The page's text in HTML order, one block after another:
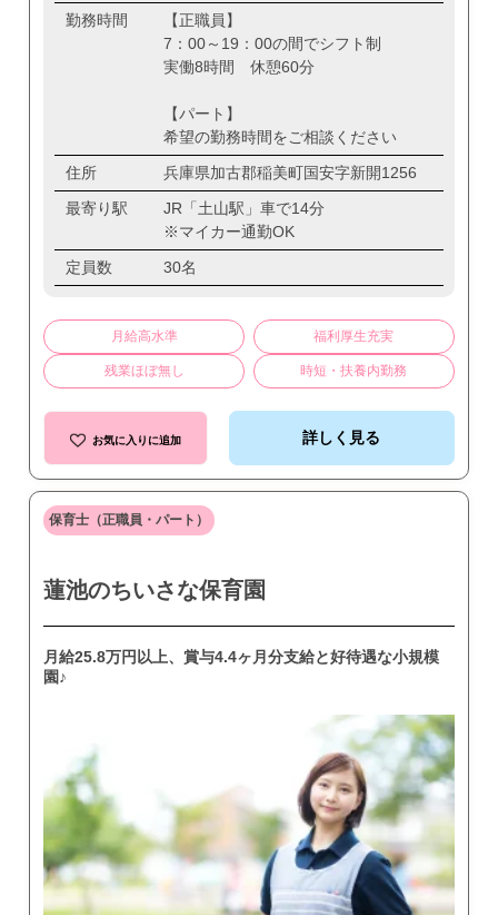
勤務時間
【正職員】
7：00～19：00の間でシフト制
実働8時間 休憩60分
【パート】
希望の勤務時間をご相談ください
住所
兵庫県加古郡稲美町国安字新開1256
最寄り駅
JR「土山駅」車で14分
※マイカー通勤OK
定員数
30名
月給高水準 福利厚生充実
残業ほぼ無し 時短・扶養内勤務
お気に入りに追加 詳しく見る
保育士（正職員・パート）
蓮池のちいさな保育園
月給25.8万円以上、賞与4.4ヶ月分支給と好待遇な小規模
園♪